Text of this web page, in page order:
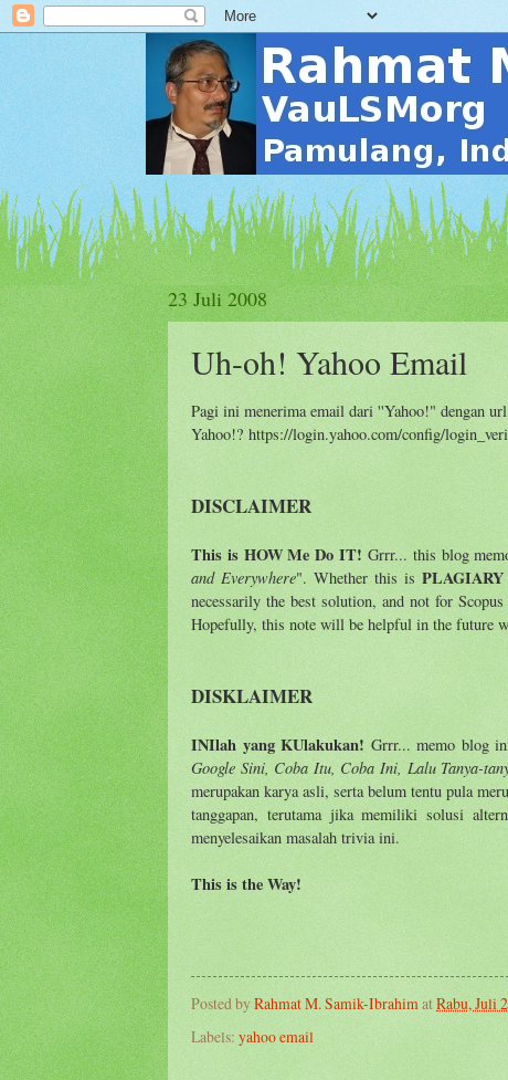
23 Juli 2008
Uh-oh! Yahoo Email
Pagi ini menerima email dari ''Yahoo!" dengan
Yahoo!? https://login.yahoo.com/config/
DISCLAIMER
This is HOW Me Do IT! Grrr... this blog
and Everywhere". Whether this isPLAGIARY
necessarily the best solution, and not for
Hopefully, this note will be helpful in the future
DISKLAIMER
INIlah yang KUlakukan! Grrr... memo blog
Google Sini, Coba Itu, Coba Ini, Lalu Tanya-
merupakan karya asli, serta belum tentu pula
tanggapan, terutama jika memiliki solusi
menyelesaikan masalah trivia ini.
This is the Way!
Posted byRahmat M. Samik-IbrahimatRabu, Juli
Labels: yahoo email